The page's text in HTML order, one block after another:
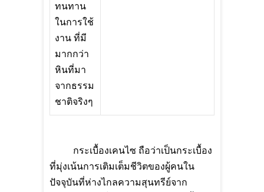
ทนทาน
ในการใช้
งาน ที่มี
มากกว่า
หินที่มา
จากธรรม
ชาติจริงๆ
กระเบื้องเคนไซ ถือว่าเป็นกระเบื้อง
ที่มุ่งเน้นการเติมเต็มชีวิตของผู้คนใน
ปัจจุบันที่ห่างไกลความสุนทรีย์จาก